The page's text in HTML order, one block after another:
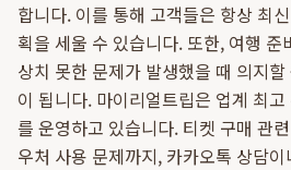
합니다. 이를 통해 고객들은 항상 최
획을 세울 수 있습니다. 또한, 여행 준
상치 못한 문제가 발생했을 때 의지
이 됩니다. 마이리얼트립은 업계 최
를 운영하고 있습니다. 티켓 구매 관
우처 사용 문제까지, 카카오톡 상담